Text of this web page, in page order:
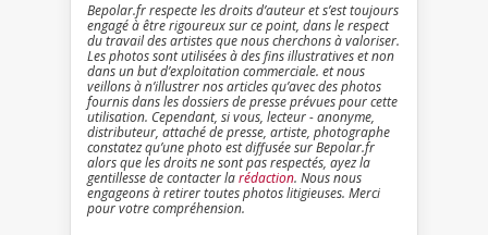
Bepolar.fr respecte les droits d’auteur et s’est toujours
engagé à être rigoureux sur ce point, dans le respect
du travail des artistes que nous cherchons à valoriser.
Les photos sont utilisées à des fins illustratives et non
dans un but d’exploitation commerciale. et nous
veillons à n’illustrer nos articles qu’avec des photos
fournis dans les dossiers de presse prévues pour cette
utilisation. Cependant, si vous, lecteur - anonyme,
distributeur, attaché de presse, artiste, photographe
constatez qu’une photo est diffusée sur Bepolar.fr
alors que les droits ne sont pas respectés, ayez la
gentillesse de contacter larédaction. Nous nous
engageons à retirer toutes photos litigieuses. Merci
pour votre compréhension.